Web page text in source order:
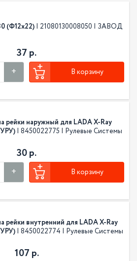
(Ф12х22) | 21080130008050 | ЗАВОД
37 р.
В корзину
рейки наружный для LADA X-Ray
| 8450022775 | Рулевые Системы
30 р.
В корзину
рейки внутренний для LADA X-Ray
| 8450022774 | Рулевые Системы
107 р.